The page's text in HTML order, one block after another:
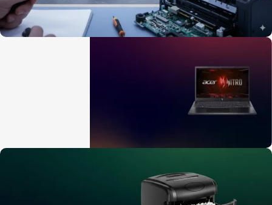
מחשבים ניידים
במחירים שאסור לפספס